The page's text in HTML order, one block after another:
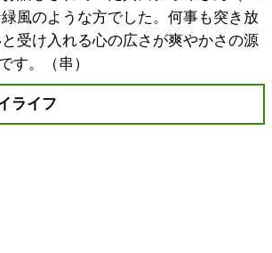
風のような方でした。何事も突き放
受け入れる心の広さが爽やかさの源
す。（串）
ライフ